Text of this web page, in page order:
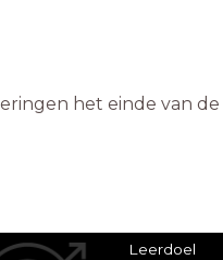
het einde van
Leerdoel